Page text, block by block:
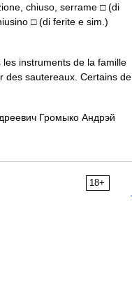
chiuso, serrame □ (di
□ (di ferite e sim.)
instruments de la famille
des sautereaux. Certains de
Громыко Андрэй
18+